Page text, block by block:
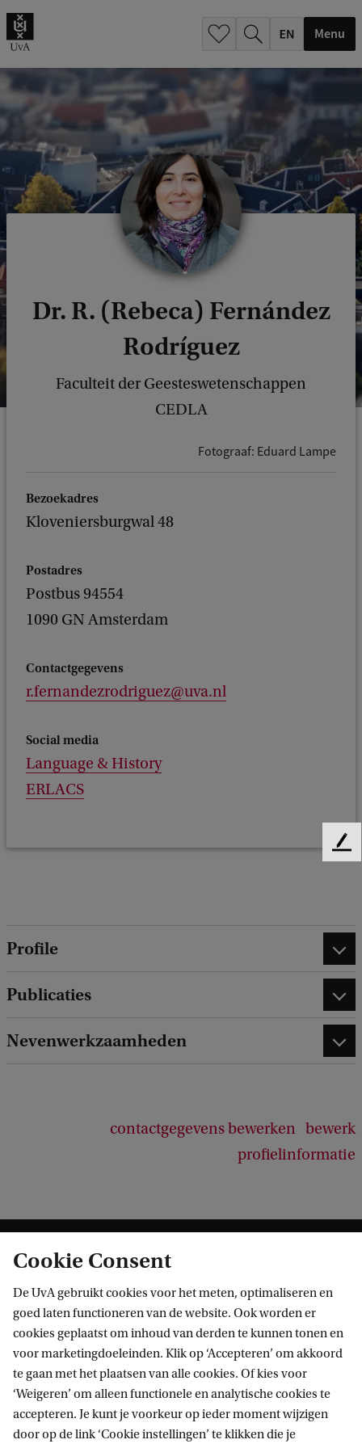
Menu
Dr. R. (Rebeca) Fernández
Rodríguez
Faculteit der Geesteswetenschappen
CEDLA
Fotograaf: Eduard Lampe
Bezoekadres
Kloveniersburgwal 48
Postadres
Postbus 94554
1090 GN Amsterdam
Contactgegevens
r.fernandezrodriguez@uva.nl
Social media
Language & History
ERLACS
Profile
Publicaties
Nevenwerkzaamheden
contactgegevens bewerken bewerk
profielinformatie
Informatie voor
Bachelorstudiekiezers
Masterstudiekiezers
UvA-studenten
Direct naar
Webmail
Cookie Consent
De UvA gebruikt cookies voor het meten, optimaliseren en
goed laten functioneren van de website. Ook worden er
cookies geplaatst om inhoud van derden te kunnen tonen en
voor marketingdoeleinden. Klik op ‘Accepteren’ om akkoord
te gaan met het plaatsen van alle cookies. Of kies voor
‘Weigeren’ om alleen functionele en analytische cookies te
accepteren. Je kunt je voorkeur op ieder moment wijzigen
door op de link ‘Cookie instellingen’ te klikken die je
F
c